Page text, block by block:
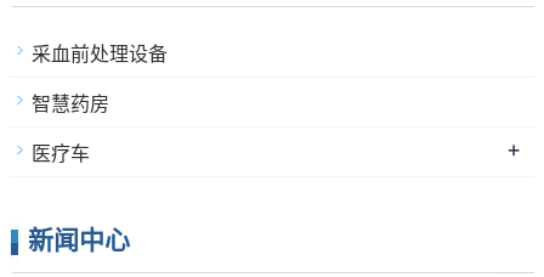
采血前处理设备
智慧药房
医疗车 +
新闻中心